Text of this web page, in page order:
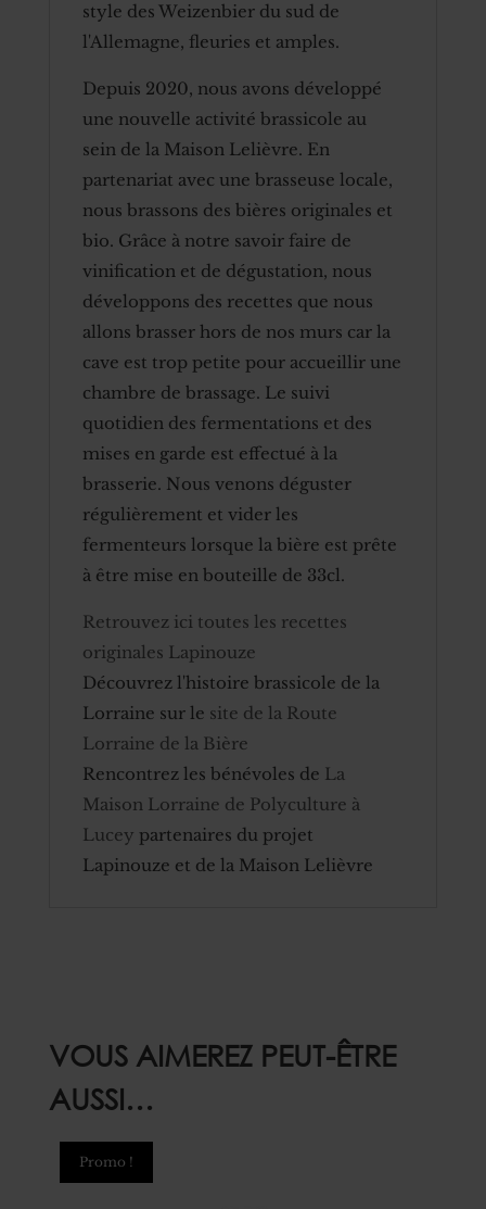
style des Weizenbier du sud de
l'Allemagne, fleuries et amples.
Depuis 2020, nous avons développé
une nouvelle activité brassicole au
sein de la Maison Lelièvre. En
partenariat avec une brasseuse locale,
nous brassons des bières originales et
bio. Grâce à notre savoir faire de
vinification et de dégustation, nous
développons des recettes que nous
allons brasser hors de nos murs car la
cave est trop petite pour accueillir une
chambre de brassage. Le suivi
quotidien des fermentations et des
mises en garde est effectué à la
brasserie. Nous venons déguster
régulièrement et vider les
fermenteurs lorsque la bière est prête
à être mise en bouteille de 33cl.
Retrouvez ici toutes les recettes
originales Lapinouze
Découvrez l'histoire brassicole de la
Lorraine sur le site de la Route
Lorraine de la Bière
Rencontrez les bénévoles de La
Maison Lorraine de Polyculture à
Lucey partenaires du projet
Lapinouze et de la Maison Lelièvre
VOUS AIMEREZ PEUT-ÊTRE
AUSSI…
Promo !